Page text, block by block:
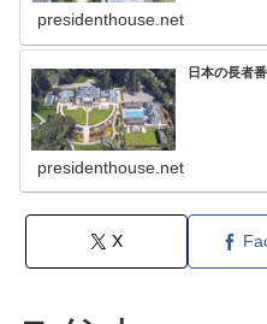
presidenthouse.net
日本の長者
presidenthouse.net
X